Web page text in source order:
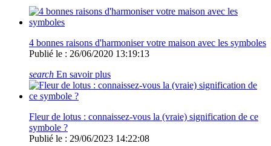
4 bonnes raisons d'harmoniser votre maison avec les symboles
Publié le : 26/06/2020 13:19:13
search En savoir plus
Fleur de lotus : connaissez-vous la (vraie) signification de ce
symbole ?
Publié le : 29/06/2023 14:22:08